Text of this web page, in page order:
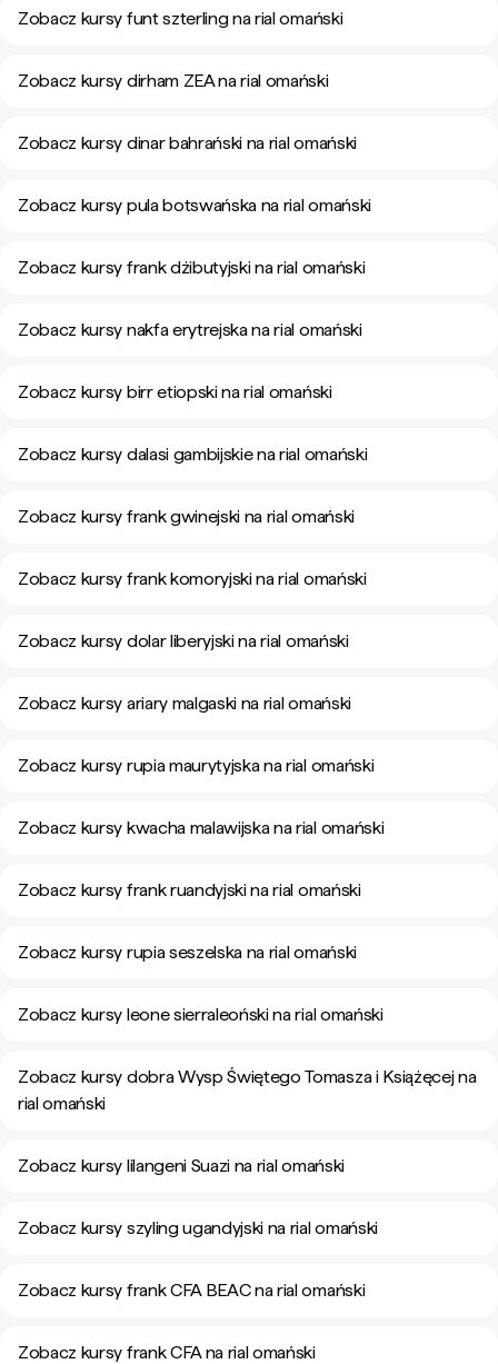
Zobacz kursy funt szterling na rial omański
Zobacz kursy dirham ZEA na rial omański
Zobacz kursy dinar bahrański na rial omański
Zobacz kursy pula botswańska na rial omański
Zobacz kursy frank dżibutyjski na rial omański
Zobacz kursy nakfa erytrejska na rial omański
Zobacz kursy birr etiopski na rial omański
Zobacz kursy dalasi gambijskie na rial omański
Zobacz kursy frank gwinejski na rial omański
Zobacz kursy frank komoryjski na rial omański
Zobacz kursy dolar liberyjski na rial omański
Zobacz kursy ariary malgaski na rial omański
Zobacz kursy rupia maurytyjska na rial omański
Zobacz kursy kwacha malawijska na rial omański
Zobacz kursy frank ruandyjski na rial omański
Zobacz kursy rupia seszelska na rial omański
Zobacz kursy leone sierraleoński na rial omański
Zobacz kursy dobra Wysp Świętego Tomasza i Książęcej na
rial omański
Zobacz kursy lilangeni Suazi na rial omański
Zobacz kursy szyling ugandyjski na rial omański
Zobacz kursy frank CFA BEAC na rial omański
Zobacz kursy frank CFA na rial omański